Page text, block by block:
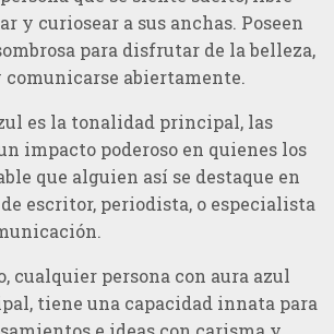
y curiosear a sus anchas. Poseen
para disfrutar de la belleza,
abiertamente.
es la tonalidad principal, las
impacto poderoso en quienes los
que alguien así se destaque en
escritor, periodista, o especialista
cualquier persona con aura azul
tiene una capacidad innata para